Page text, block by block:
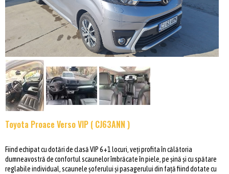
Toyota Proace Verso VIP ( CJ63ANN )
Fiind echipat cu dotări de clasă VIP 6+1 locuri, veți profita în călătoria
dumneavostră de confortul scaunelor îmbrăcate în piele, pe șină și cu spătare
reglabile individual, scaunele șoferului și pasagerului din față fiind dotate cu